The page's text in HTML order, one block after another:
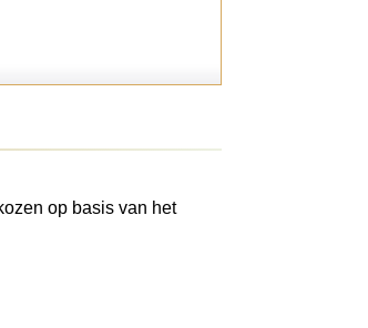
op basis van het